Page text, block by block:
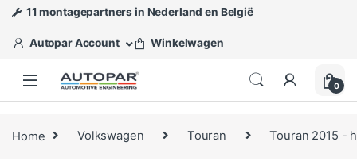
11 montagepartners in Nederland en België
Autopar Account Winkelwagen
0
Home Volkswagen Touran Touran 2015 -